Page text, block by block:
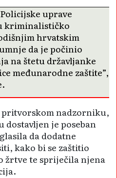
uprave
kriminalističko
hrvatskim
da je počinio
na štetu državljanke
međunarodne zaštite”,
nadzorniku,
dostavljen je poseban
da dodatne
kako bi se zaštitio
žrtve te spriječila njena